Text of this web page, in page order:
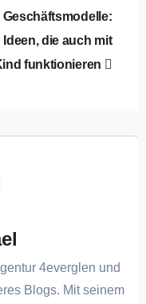
Geschäftsmodelle:
Ideen, die auch mit
funktionieren
4everglen und
Blogs. Mit seinem